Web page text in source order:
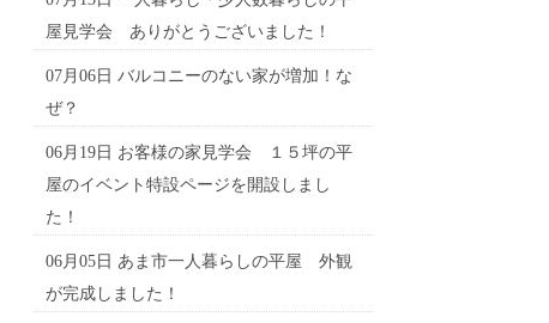
屋見学会 ありがとうございました！
07月06日 バルコニーのない家が増加！な
ぜ？
06月19日 お客様の家見学会 １５坪の平
屋のイベント特設ページを開設しまし
た！
06月05日 あま市一人暮らしの平屋 外観
が完成しました！